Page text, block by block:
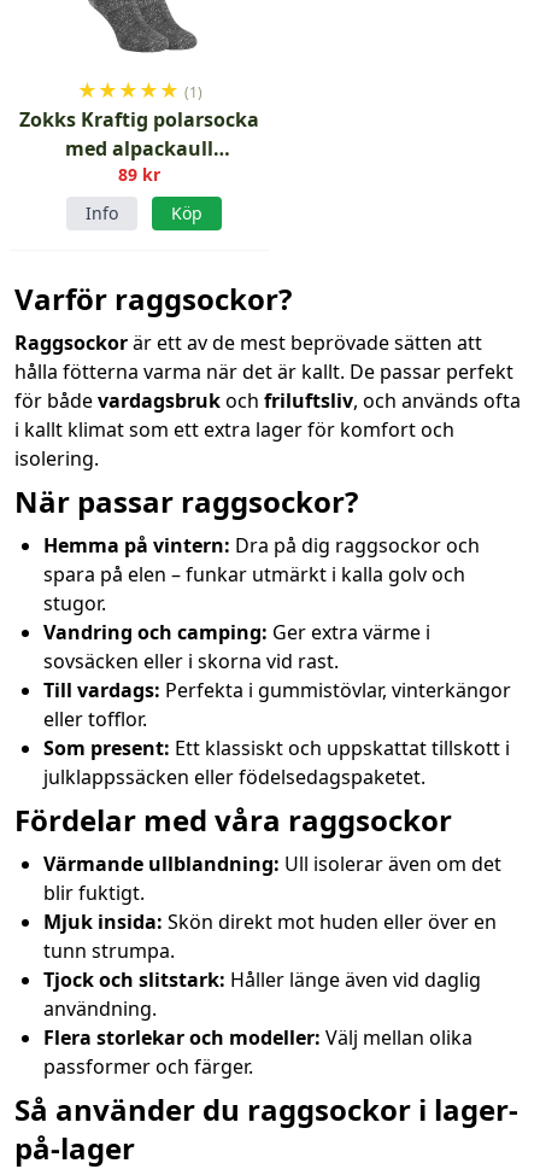
★★★★★ (1)
Zokks Kraftig polarsocka
med alpackaull
antracitgrå
89 kr
Info
Köp
Varför raggsockor?
Raggsockorär ett av de mest beprövade sätten att
hålla fötterna varma när det är kallt. De passar perfekt
för bådevardagsbrukoch friluftsliv, och används ofta
i kallt klimat som ett extra lager för komfort och
isolering.
När passar raggsockor?
Hemma på vintern: Dra på dig raggsockor och
spara på elen – funkar utmärkt i kalla golv och
stugor.
Vandring och camping: Ger extra värme i
sovsäcken eller i skorna vid rast.
Till vardags: Perfekta i gummistövlar, vinterkängor
eller tofflor.
Som present: Ett klassiskt och uppskattat tillskott i
julklappssäcken eller födelsedagspaketet.
Fördelar med våra raggsockor
Värmande ullblandning: Ull isolerar även om det
blir fuktigt.
Mjuk insida: Skön direkt mot huden eller över en
tunn strumpa.
Tjock och slitstark: Håller länge även vid daglig
användning.
Flera storlekar och modeller: Välj mellan olika
passformer och färger.
Så använder du raggsockor i lager-
på-lager